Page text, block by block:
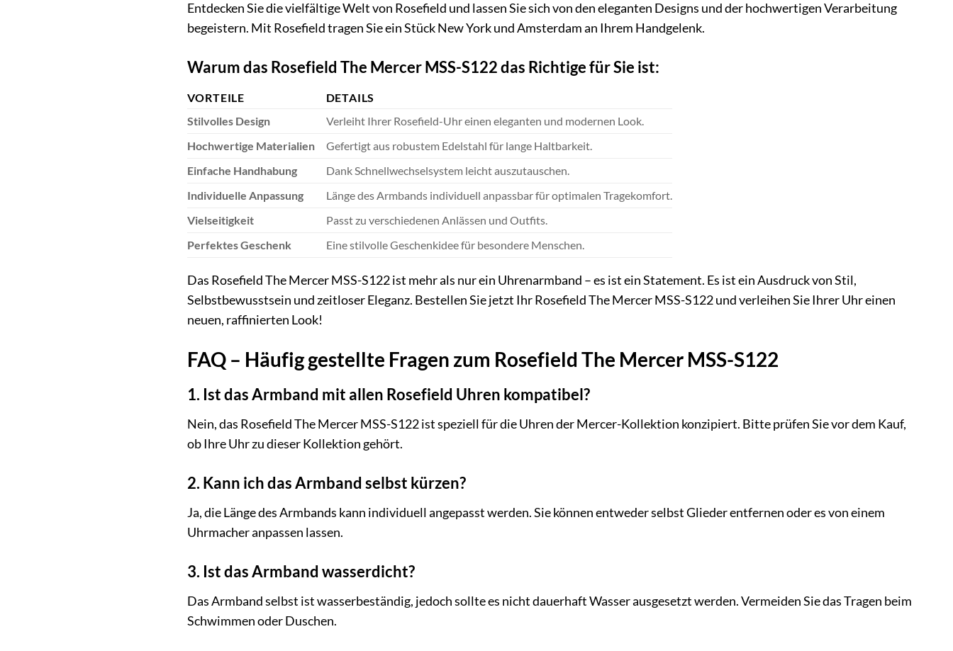
Entdecken Sie die vielfältige Welt von Rosefield und lassen Sie sich von den eleganten Designs und der hochwertigen Verarbeitung
begeistern. Mit Rosefield tragen Sie ein Stück New York und Amsterdam an Ihrem Handgelenk.
Warum das Rosefield The Mercer MSS-S122 das Richtige für Sie ist:
VORTEILE
DETAILS
Stilvolles Design
Verleiht Ihrer Rosefield-Uhr einen eleganten und modernen Look.
Hochwertige Materialien
Gefertigt aus robustem Edelstahl für lange Haltbarkeit.
Einfache Handhabung
Dank Schnellwechselsystem leicht auszutauschen.
Individuelle Anpassung
Länge des Armbands individuell anpassbar für optimalen Tragekomfort.
Vielseitigkeit
Passt zu verschiedenen Anlässen und Outfits.
Perfektes Geschenk
Eine stilvolle Geschenkidee für besondere Menschen.
Das Rosefield The Mercer MSS-S122 ist mehr als nur ein Uhrenarmband – es ist ein Statement. Es ist ein Ausdruck von Stil,
Selbstbewusstsein und zeitloser Eleganz. Bestellen Sie jetzt Ihr Rosefield The Mercer MSS-S122 und verleihen Sie Ihrer Uhr einen
neuen, raffinierten Look!
FAQ – Häufig gestellte Fragen zum Rosefield The Mercer MSS-S122
1. Ist das Armband mit allen Rosefield Uhren kompatibel?
Nein, das Rosefield The Mercer MSS-S122 ist speziell für die Uhren der Mercer-Kollektion konzipiert. Bitte prüfen Sie vor dem Kauf,
ob Ihre Uhr zu dieser Kollektion gehört.
2. Kann ich das Armband selbst kürzen?
Ja, die Länge des Armbands kann individuell angepasst werden. Sie können entweder selbst Glieder entfernen oder es von einem
Uhrmacher anpassen lassen.
3. Ist das Armband wasserdicht?
Das Armband selbst ist wasserbeständig, jedoch sollte es nicht dauerhaft Wasser ausgesetzt werden. Vermeiden Sie das Tragen beim
Schwimmen oder Duschen.